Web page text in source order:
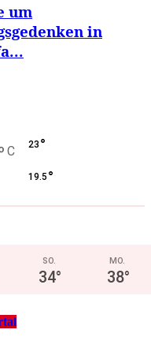
um
in
C 23 °
19.5 °
SO.
34°
MO.
38°